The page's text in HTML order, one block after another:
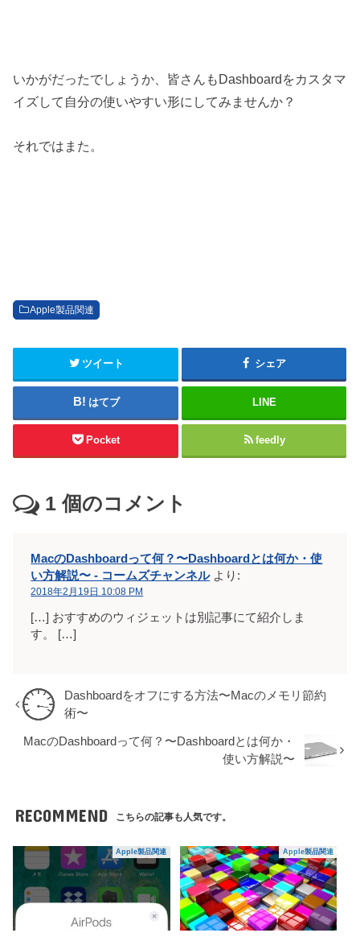
いかがだったでしょうか、皆さんもDashboardをカスタマ
イズして自分の使いやすい形にしてみませんか？
それではまた。
Apple製品関連
ツイート シェア
はてブ LINE
Pocket feedly
1 個のコメント
MacのDashboardって何？〜Dashboardとは何か・使
い方解説〜 - コームズチャンネル より:
2018年2月19日 10:08 PM
[…] おすすめのウィジェットは別記事にて紹介しま
す。 […]
Dashboardをオフにする方法〜Macのメモリ節約
術〜
MacのDashboardって何？〜Dashboardとは何か・
使い方解説〜
RECOMMEND こちらの記事も人気です。
Apple製品関連 Apple製品関連